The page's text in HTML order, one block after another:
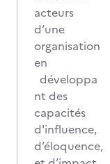
acteurs
d’une
organisation
en
développa
nt des
capacités
d'influence,
d’éloquence,